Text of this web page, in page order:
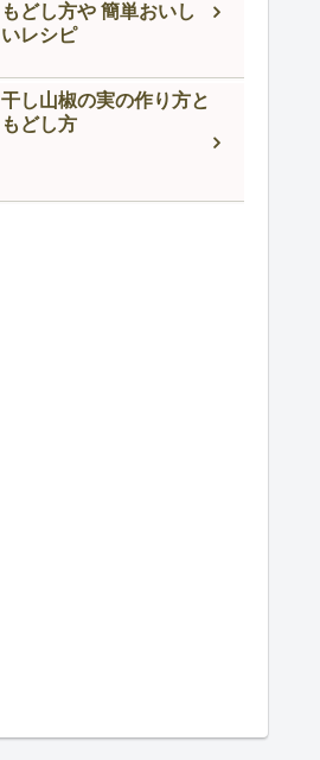
もどし方や 簡単おいし
いレシピ
干し山椒の実の作り方と
もどし方